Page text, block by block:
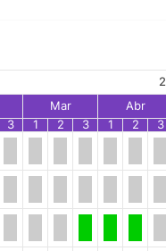
Mar Abr
3 1 2 3 1 2 3